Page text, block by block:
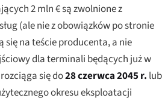
2 mln € są zwolnione z
(ale nie z obowiązków po stronie
na teście producenta, a nie
dla terminali będących już w
się do28 czerwca 2045 r. lub
okresu eksploatacji